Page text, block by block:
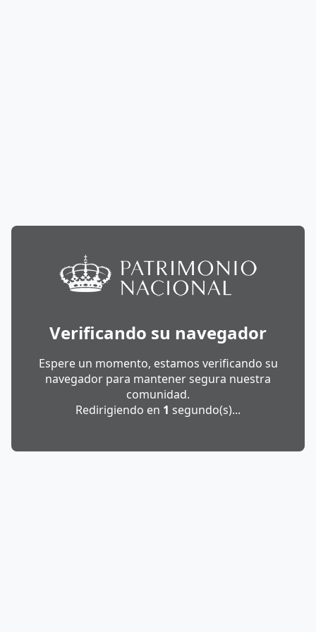
Verificando su navegador
Espere un momento, estamos verificando su
navegador para mantener segura nuestra
comunidad.
Redirigiendo en 1 segundo(s)...